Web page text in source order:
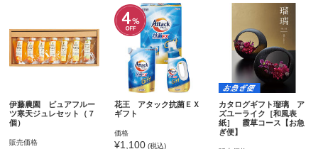
伊藤農園 ピュアフルー
ツ寒天ジュレセット（７
個）
販売価格
花王 アタック抗菌ＥＸ
ギフト
価格
¥1,100(税込)
カタログギフト瑠璃 ア
ズユーライク［和風表
紙］ 霞草コース【お急
ぎ便】